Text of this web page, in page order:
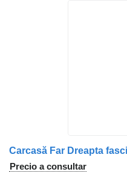
Precio a consultar